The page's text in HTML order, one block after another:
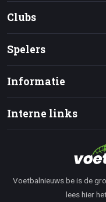
Clubs
Spelers
Informatie
Interne links
Voetbalnieuws.be is de
lees hier